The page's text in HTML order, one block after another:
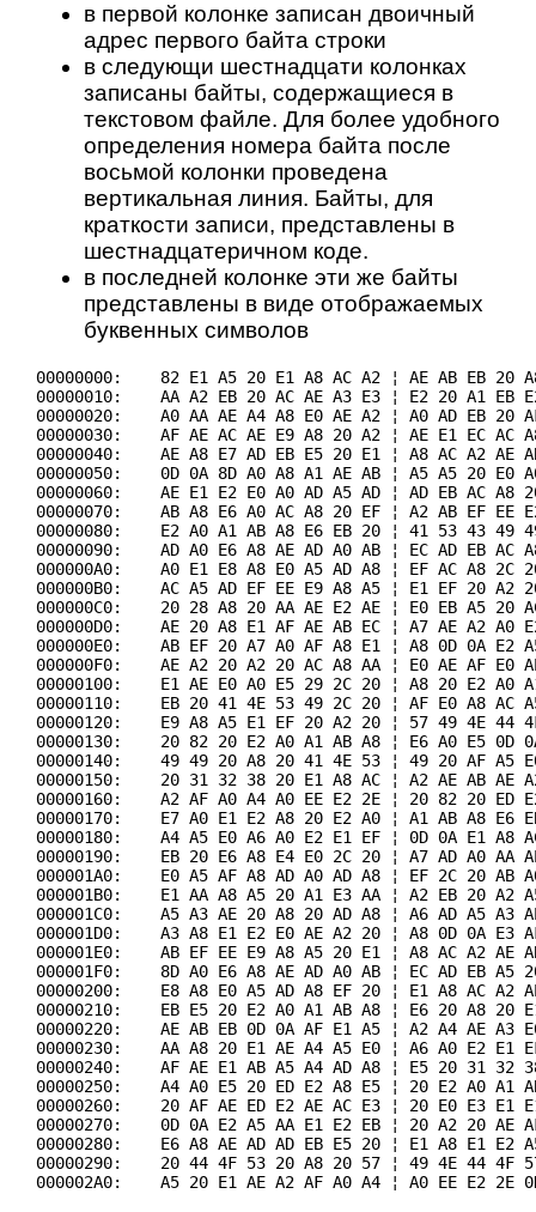
в первой колонке записан двоичный
адрес первого байта строки
в следующи шестнадцати колонках
записаны байты, содержащиеся в
текстовом файле. Для более удобного
определения номера байта после
восьмой колонки проведена
вертикальная линия. Байты, для
краткости записи, представлены в
шестнадцатеричном коде.
в последней колонке эти же байты
представлены в виде отображаемых
буквенных символов
00000000:    82 E1 A5 20 E1 A8 AC A2 ¦ AE AB EB
00000010:    AA A2 EB 20 AC AE A3 E3 ¦ E2 20 A1
00000020:    A0 AA AE A4 A8 E0 AE A2 ¦ A0 AD EB 20
00000030:    AF AE AC AE E9 A8 20 A2 ¦ AE E1 EC
00000040:    AE A8 E7 AD EB E5 20 E1 ¦ A8 AC A2 AE
00000050:    0D 0A 8D A0 A8 A1 AE AB ¦ A5 A5 20 E0
00000060:    AE E1 E2 E0 A0 AD A5 AD ¦ AD EB AC
00000070:    AB A8 E6 A0 AC A8 20 EF ¦ A2 AB EF EE
00000080:    E2 A0 A1 AB A8 E6 EB 20 ¦ 41 53 43
00000090:    AD A0 E6 A8 AE AD A0 AB ¦ EC AD EB AC
000000A0:    A0 E1 E8 A8 E0 A5 AD A8 ¦ EF AC A8
000000B0:    AC A5 AD EF EE E9 A8 A5 ¦ E1 EF 20 A2
000000C0:    20 28 A8 20 AA AE E2 AE ¦ E0 EB A5 20
000000D0:    AE 20 A8 E1 AF AE AB EC ¦ A7 AE A2
000000E0:    AB EF 20 A7 A0 AF A8 E1 ¦ A8 0D 0A E2
000000F0:    AE A2 20 A2 20 AC A8 AA ¦ E0 AE AF E0
00000100:    E1 AE E0 A0 E5 29 2C 20 ¦ A8 20 E2 A0
00000110:    EB 20 41 4E 53 49 2C 20 ¦ AF E0 A8 AC
00000120:    E9 A8 A5 E1 EF 20 A2 20 ¦ 57 49 4E 44
00000130:    20 82 20 E2 A0 A1 AB A8 ¦ E6 A0 E5 0D
00000140:    49 49 20 A8 20 41 4E 53 ¦ 49 20 AF A5
00000150:    20 31 32 38 20 E1 A8 AC ¦ A2 AE AB AE
00000160:    A2 AF A0 A4 A0 EE E2 2E ¦ 20 82 20
00000170:    E7 A0 E1 E2 A8 20 E2 A0 ¦ A1 AB A8 E6
00000180:    A4 A5 E0 A6 A0 E2 E1 EF ¦ 0D 0A E1 A8
00000190:    EB 20 E6 A8 E4 E0 2C 20 ¦ A7 AD A0
000001A0:    E0 A5 AF A8 AD A0 AD A8 ¦ EF 2C 20 AB
000001B0:    E1 AA A8 A5 20 A1 E3 AA ¦ A2 EB 20 A2
000001C0:    A5 A3 AE 20 A8 20 AD A8 ¦ A6 AD A5 A3
000001D0:    A3 A8 E1 E2 E0 AE A2 20 ¦ A8 0D 0A E3
000001E0:    AB EF EE E9 A8 A5 20 E1 ¦ A8 AC A2 AE
000001F0:    8D A0 E6 A8 AE AD A0 AB ¦ EC AD EB
00000200:    E8 A8 E0 A5 AD A8 EF 20 ¦ E1 A8 AC A2
00000210:    EB E5 20 E2 A0 A1 AB A8 ¦ E6 20 A8 20
00000220:    AE AB EB 0D 0A AF E1 A5 ¦ A2 A4 AE A3
00000230:    AA A8 20 E1 AE A4 A5 E0 ¦ A6 A0 E2 E1
00000240:    AF AE E1 AB A5 A4 AD A8 ¦ E5 20 31 32
00000250:    A4 A0 E5 20 ED E2 A8 E5 ¦ 20 E2 A0 A1
00000260:    20 AF AE ED E2 AE AC E3 ¦ 20 E0 E3 E1
00000270:    0D 0A E2 A5 AA E1 E2 EB ¦ 20 A2 20 AE
00000280:    E6 A8 AE AD AD EB E5 20 ¦ E1 A8 E1 E2
00000290:    20 44 4F 53 20 A8 20 57 ¦ 49 4E 44 4F
000002A0:    A5 20 E1 AE A2 AF A0 A4 ¦ A0 EE E2